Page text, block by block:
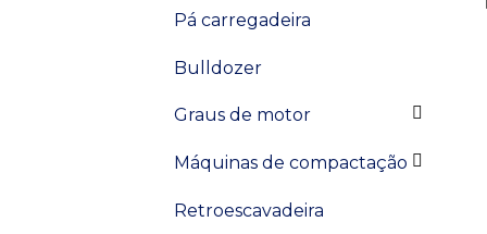
Pá carregadeira
Bulldozer
Graus de motor
Máquinas de compactação
Retroescavadeira